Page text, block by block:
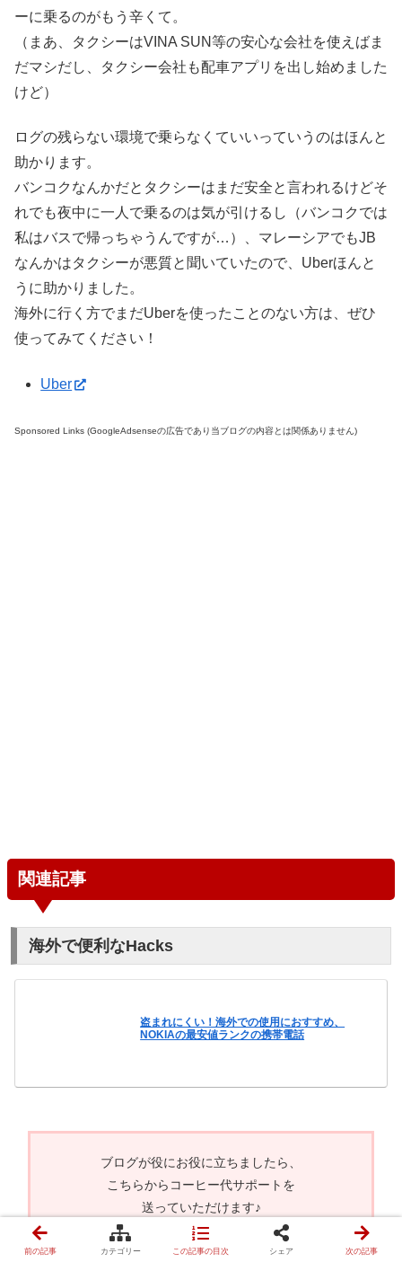
ーに乗るのがもう辛くて。
（まあ、タクシーはVINA SUN等の安心な会社を使えばま
だマシだし、タクシー会社も配車アプリを出し始めました
けど）
ログの残らない環境で乗らなくていいっていうのはほんと
助かります。
バンコクなんかだとタクシーはまだ安全と言われるけどそ
れでも夜中に一人で乗るのは気が引けるし（バンコクでは
私はバスで帰っちゃうんですが…）、マレーシアでもJB
なんかはタクシーが悪質と聞いていたので、Uberほんと
うに助かりました。
海外に行く方でまだUberを使ったことのない方は、ぜひ
使ってみてください！
Uber
Sponsored Links (GoogleAdsenseの広告であり当ブログの内容とは関係ありません)
関連記事
海外で便利なHacks
盗まれにくい！海外での使用におすすめ、
NOKIAの最安値ランクの携帯電話
ブログが役にお役に立ちましたら、
こちらからコーヒー代サポートを
送っていただけます♪
前の記事 カテゴリー この記事の目次 シェア 次の記事